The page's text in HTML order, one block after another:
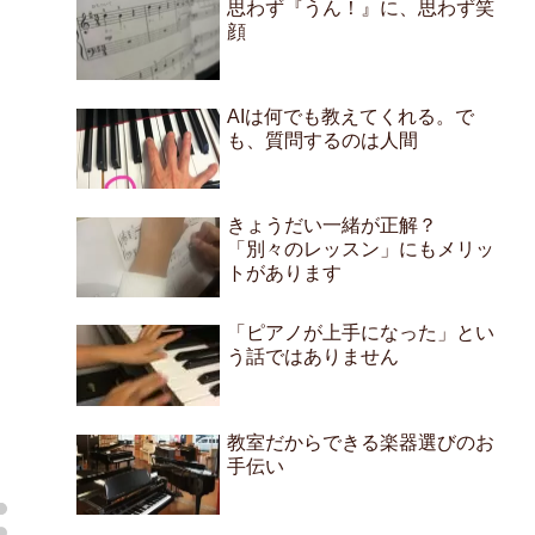
思わず『うん！』に、思わず笑
顔
AIは何でも教えてくれる。で
も、質問するのは人間
きょうだい一緒が正解？
「別々のレッスン」にもメリッ
トがあります
「ピアノが上手になった」とい
う話ではありません
教室だからできる楽器選びのお
手伝い